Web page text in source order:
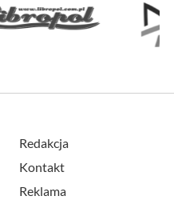
Redakcja
Kontakt
Reklama